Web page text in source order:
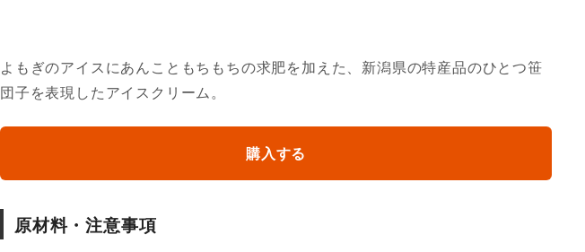
よもぎのアイスにあんこともちもちの求肥を加えた、新潟県の特産品のひとつ笹
団子を表現したアイスクリーム。
購入する
原材料・注意事項